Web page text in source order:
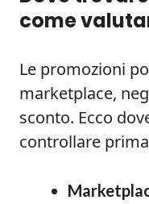
come
Le promozioni
marketplace,
sconto. Ecco
controllare